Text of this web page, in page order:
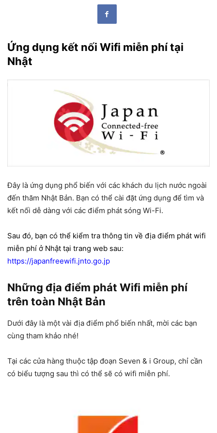
Ứng dụng kết nối Wifi miễn phí tại
Nhật
Đây là ứng dụng phổ biến với các khách du lịch nước ngoài
đến thăm Nhật Bản. Bạn có thể cài đặt ứng dụng để tìm và
kết nối dễ dàng với các điểm phát sóng Wi-Fi.
Sau đó, bạn có thể kiểm tra thông tin về địa điểm phát wifi
miễn phí ở Nhật tại trang web sau:
https://japanfreewifi.jnto.go.jp
Những địa điểm phát Wifi miễn phí
trên toàn Nhật Bản
Dưới đây là một vài địa điểm phổ biến nhất, mời các bạn
cùng tham khảo nhé!
Tại các cửa hàng thuộc tập đoạn Seven & i Group, chỉ cần
có biểu tượng sau thì có thể sẽ có wifi miễn phí.